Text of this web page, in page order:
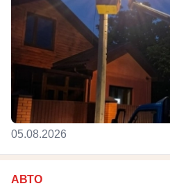
05.08.2026
АВТО